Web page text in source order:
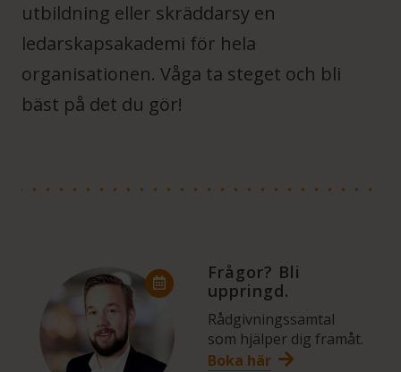
utbildning eller skräddarsy en
ledarskapsakademi för hela
organisationen. Våga ta steget och bli
bäst på det du gör!
Frågor? Bli
uppringd.
Rådgivningssamtal
som hjälper dig framåt.
Boka här